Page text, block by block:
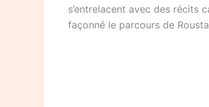
s’entrelacent avec des récits
façonné le parcours de